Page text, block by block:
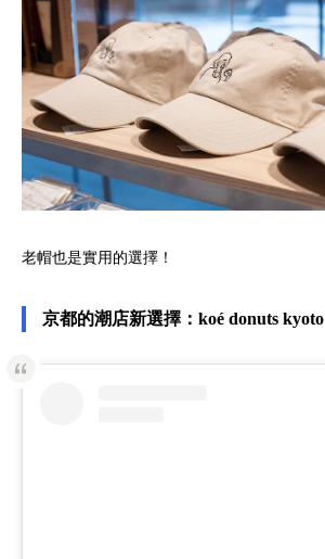
老帽也是實用的選擇！
京都的潮店新選擇：koé donuts kyoto